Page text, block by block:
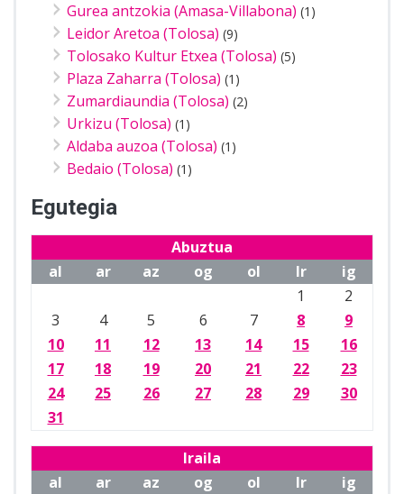
Gurea antzokia (Amasa-Villabona) (1)
Leidor Aretoa (Tolosa) (9)
Tolosako Kultur Etxea (Tolosa) (5)
Plaza Zaharra (Tolosa) (1)
Zumardiaundia (Tolosa) (2)
Urkizu (Tolosa) (1)
Aldaba auzoa (Tolosa) (1)
Bedaio (Tolosa) (1)
Egutegia
Abuztua
al
ar az og ol lr
ig
1
2
3
4 5 6 7 8
9
10
11 12 13 14 15
16
17
18 19 20 21 22
23
24
25 26 27 28 29
30
31
Iraila
al
ar az og ol lr
ig